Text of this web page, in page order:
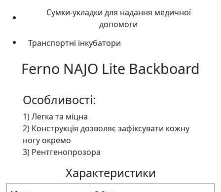
Сумки-укладки для надання медичної
допомоги
Транспортні інкубатори
Ferno NAJO Lite Backboard
Особливості:
1) Легка та міцна
2) Конструкція дозволяє зафіксувати кожну
ногу окремо
3) Рентгенопрозора
Характеристики